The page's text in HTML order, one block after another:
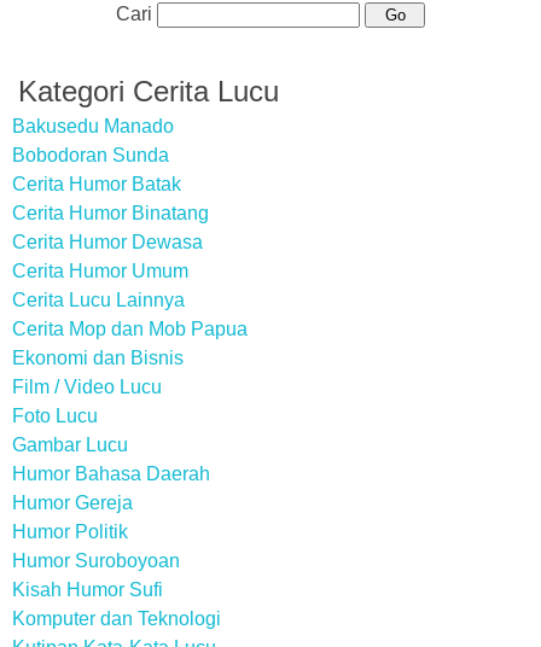
Cari
Kategori Cerita Lucu
Bakusedu Manado
Bobodoran Sunda
Cerita Humor Batak
Cerita Humor Binatang
Cerita Humor Dewasa
Cerita Humor Umum
Cerita Lucu Lainnya
Cerita Mop dan Mob Papua
Ekonomi dan Bisnis
Film / Video Lucu
Foto Lucu
Gambar Lucu
Humor Bahasa Daerah
Humor Gereja
Humor Politik
Humor Suroboyoan
Kisah Humor Sufi
Komputer dan Teknologi